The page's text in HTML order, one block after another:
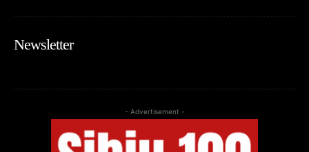
Newsletter
- Advertisement -